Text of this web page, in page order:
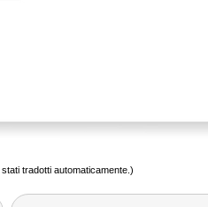
tradotti automaticamente.)